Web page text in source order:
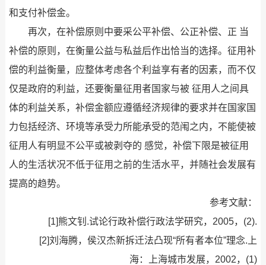
和支付补偿金。
再次，在补偿原则中要采公平补偿、公正补偿、正 当
补偿的原则，在衡量公益与私益后作出恰当的选择。征用补
偿的利益衡量，应整体考虑各个利益享有者的因素，而不仅
仅是政府的利益，还要衡量征用者国家与被 征用人之间具
体的利益关系，补偿金额应遵循经济规律的要求并在国家国
力包括经济、环境等承受力所能承受的范闱之内，不能使被
征用人有明显不公平或被剥夺的 感觉，补偿下限是被征用
人的生活状况不低于征用之前的生活水平，并随社会发展有
提高的趋势。
参考文献：
[1]熊文钊.试论行政补偿行政法学研究，2005，(2).
[2]刘海腾，侯汉杰新拆迁法凸现“所有者本位”理念.上
海：上海城市发展，2002，(1)